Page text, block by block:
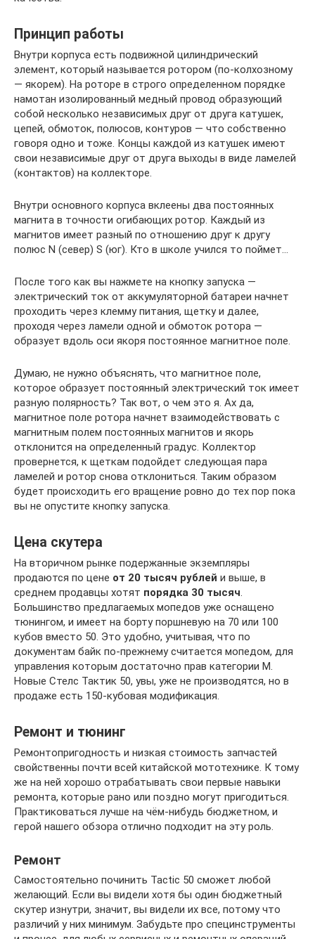
Принцип работы
Внутри корпуса есть подвижной цилиндрический
элемент, который называется ротором (по-колхозному
— якорем). На роторе в строго определенном порядке
намотан изолированный медный провод образующий
собой несколько независимых друг от друга катушек,
цепей, обмоток, полюсов, контуров — что собственно
говоря одно и тоже. Концы каждой из катушек имеют
свои независимые друг от друга выходы в виде ламелей
(контактов) на коллекторе.
Внутри основного корпуса вклеены два постоянных
магнита в точности огибающих ротор. Каждый из
магнитов имеет разный по отношению друг к другу
полюс N (север) S (юг). Кто в школе учился то поймет…
После того как вы нажмете на кнопку запуска —
электрический ток от аккумуляторной батареи начнет
проходить через клемму питания, щетку и далее,
проходя через ламели одной и обмоток ротора —
образует вдоль оси якоря постоянное магнитное поле.
Думаю, не нужно объяснять, что магнитное поле,
которое образует постоянный электрический ток имеет
разную полярность? Так вот, о чем это я. Ах да,
магнитное поле ротора начнет взаимодействовать с
магнитным полем постоянных магнитов и якорь
отклонится на определенный градус. Коллектор
провернется, к щеткам подойдет следующая пара
ламелей и ротор снова отклониться. Таким образом
будет происходить его вращение ровно до тех пор пока
вы не опустите кнопку запуска.
Цена скутера
На вторичном рынке подержанные экземпляры
продаются по цене от 20 тысяч рублей и выше, в
среднем продавцы хотят порядка 30 тысяч.
Большинство предлагаемых мопедов уже оснащено
тюнингом, и имеет на борту поршневую на 70 или 100
кубов вместо 50. Это удобно, учитывая, что по
документам байк по-прежнему считается мопедом, для
управления которым достаточно прав категории М.
Новые Стелс Тактик 50, увы, уже не производятся, но в
продаже есть 150-кубовая модификация.
Ремонт и тюнинг
Ремонтопригодность и низкая стоимость запчастей
свойственны почти всей китайской мототехнике. К тому
же на ней хорошо отрабатывать свои первые навыки
ремонта, которые рано или поздно могут пригодиться.
Практиковаться лучше на чём-нибудь бюджетном, и
герой нашего обзора отлично подходит на эту роль.
Ремонт
Самостоятельно починить Tactic 50 сможет любой
желающий. Если вы видели хотя бы один бюджетный
скутер изнутри, значит, вы видели их все, потому что
различий у них минимум. Забудьте про специнструменты